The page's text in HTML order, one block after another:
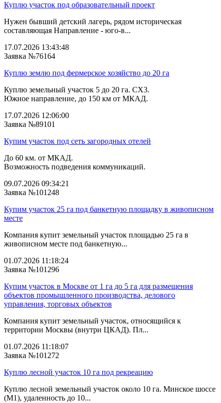
Куплю участок под образовательный проект
Нужен бывший детский лагерь, рядом историческая
составляющая Направление - юго-в...
17.07.2026 13:43:48
Заявка №76164
Куплю землю под фермерское хозяйство до 20 га
Куплю земельный участок 5 до 20 га. СХ3.
Южное направление, до 150 км от МКАД.
17.07.2026 12:06:00
Заявка №89101
Купим участок под сеть загородных отелей
До 60 км. от МКАД.
Возможность подведения коммуникаций.
09.07.2026 09:34:21
Заявка №101248
Купим участок 25 га под банкетную площадку в живописном
месте
Компания купит земельный участок площадью 25 га в
живописном месте под банкетную...
01.07.2026 11:18:24
Заявка №101296
Купим участок в Москве от 1 га до 5 га для размещения
объектов промышленного производства, делового
управления, торговых объектов
Компания купит земельный участок, относящийся к
территории Москвы (внутри ЦКАД). Пл...
01.07.2026 11:18:07
Заявка №101272
Куплю лесной участок 10 га под рекреацию
Куплю лесной земельный участок около 10 га. Минское шоссе
(М1), удаленность до 10...